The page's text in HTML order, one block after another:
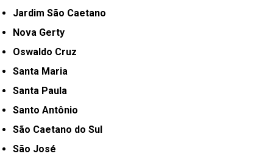
Jardim São Caetano
Nova Gerty
Oswaldo Cruz
Santa Maria
Santa Paula
Santo Antônio
São Caetano do Sul
São José